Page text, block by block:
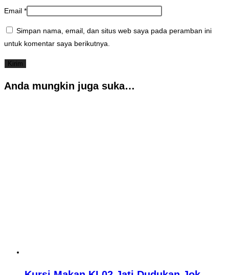
Email *
Simpan nama, email, dan situs web saya pada peramban ini
untuk komentar saya berikutnya.
Anda mungkin juga suka…